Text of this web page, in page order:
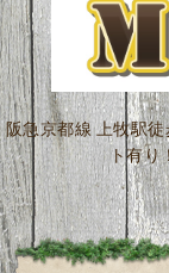
阪急京都線 上牧駅
ト有り